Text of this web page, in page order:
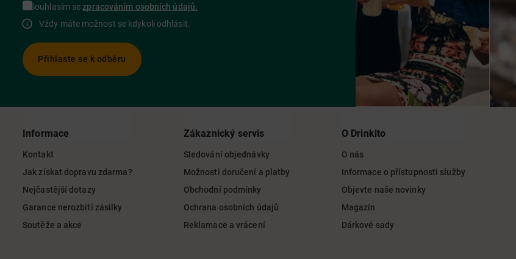
Souhlasím sezpracováním osobních údajů.
Vždy máte možnost se kdykoli odhlásit.
Přihlaste se k odběru
Informace
Kontakt
Jak získat dopravu zdarma?
Nejčastější dotazy
Garance nerozbití zásilky
Soutěže a akce
Zákaznický servis
Sledování objednávky
Možnosti doručení a platby
Obchodní podmínky
Ochrana osobních údajů
Reklamace a vrácení
O Drinkito
O nás
Informace o přístupnosti služby
Objevte naše novinky
Magazín
Dárkové sady